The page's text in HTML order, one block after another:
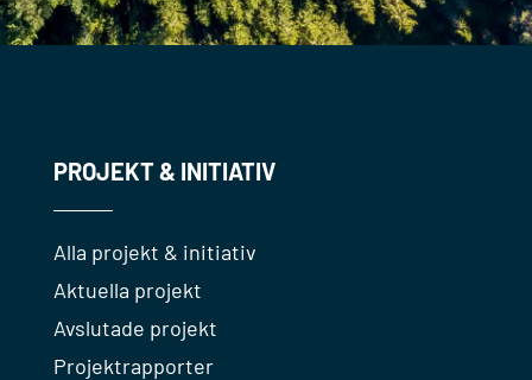
PROJEKT & INITIATIV
Alla projekt & initiativ
Aktuella projekt
Avslutade projekt
Projektrapporter